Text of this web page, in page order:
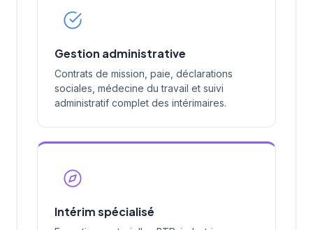
Gestion administrative
Contrats de mission, paie, déclarations
sociales, médecine du travail et suivi
administratif complet des intérimaires.
Intérim spécialisé